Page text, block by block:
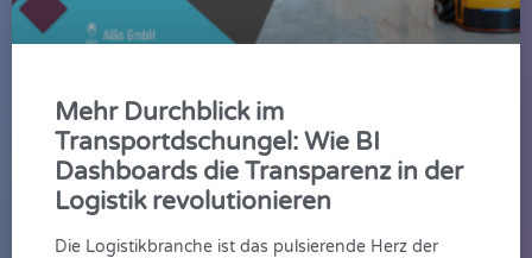
Mehr Durchblick im
Transportdschungel: Wie BI
Dashboards die Transparenz in der
Logistik revolutionieren
Die Logistikbranche ist das pulsierende Herz der